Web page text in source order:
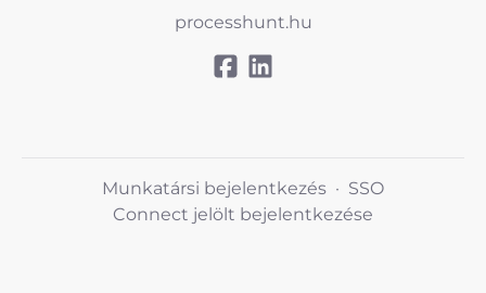
processhunt.hu
Munkatársi bejelentkezés · SSO
Connect jelölt bejelentkezése